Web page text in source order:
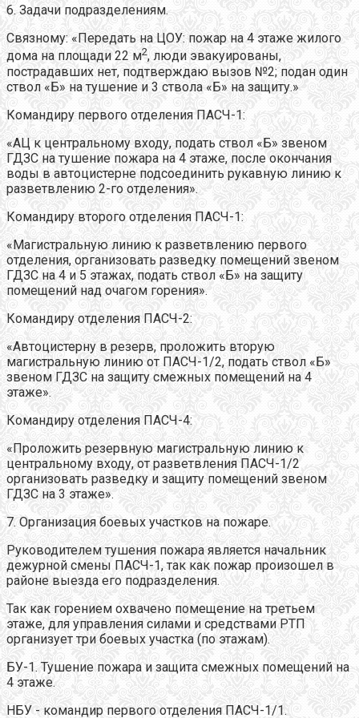
6. Задачи подразделениям.
Связному: «Передать на ЦОУ: пожар на 4 этаже жилого
дома на площади 22 м2, люди эвакуированы,
пострадавших нет, подтверждаю вызов №2; подан один
ствол «Б» на тушение и 3 ствола «Б» на защиту.»
Командиру первого отделения ПАСЧ-1:
«АЦ к центральному входу, подать ствол «Б» звеном
ГДЗС на тушение пожара на 4 этаже, после окончания
воды в автоцистерне подсоединить рукавную линию к
разветвлению 2-го отделения».
Командиру второго отделения ПАСЧ-1:
«Магистральную линию к разветвлению первого
отделения, организовать разведку помещений звеном
ГДЗС на 4 и 5 этажах, подать ствол «Б» на защиту
помещений над очагом горения».
Командиру отделения ПАСЧ-2:
«Автоцистерну в резерв, проложить вторую
магистральную линию от ПАСЧ-1/2, подать ствол «Б»
звеном ГДЗС на защиту смежных помещений на 4
этаже».
Командиру отделения ПАСЧ-4:
«Проложить резервную магистральную линию к
центральному входу, от разветвления ПАСЧ-1/2
организовать разведку и защиту помещений звеном
ГДЗС на 3 этаже».
7. Организация боевых участков на пожаре.
Руководителем тушения пожара является начальник
дежурной смены ПАСЧ-1, так как пожар произошел в
районе выезда его подразделения.
Так как горением охвачено помещение на третьем
этаже, для управления силами и средствами РТП
организует три боевых участка (по этажам).
БУ-1. Тушение пожара и защита смежных помещений на
4 этаже.
НБУ - командир первого отделения ПАСЧ-1/1.